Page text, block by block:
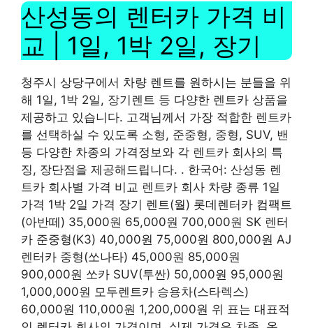
산성동의 렌터카 가격 비
교 | 1일, 1박 2일, 장기
청주시 상당구에서 차량 렌트를 원하시는 분들을 위
해 1일, 1박 2일, 장기렌트 등 다양한 렌트카 상품을
제공하고 있습니다. 고객님께서 가장 적합한 렌트카
를 선택하실 수 있도록 소형, 준중형, 중형, SUV, 밴
등 다양한 차종의 가격정보와 각 렌트카 회사의 특
징, 장단점을 제공해드립니다. . 한국어: 산성동 렌
트카 회사별 가격 비교 렌트카 회사 차량 종류 1일
가격 1박 2일 가격 장기 렌트(월) 롯데렌터카 컴팩트
(아반떼) 35,000원 ​​65,000원 ​​700,000원 ​​SK 렌터
카 준중형(K3) 40,000원 ​​75,000원 ​​800,000원 ​​AJ
렌터카 중형(쏘나타) 45,000원 ​​85,000원 ​​
900,000원 ​​쏘카 SUV(투싼) 50,000원 ​​95,000원 ​​
1,000,000원 ​​모두렌트카 승용차(스타렉스)
60,000원 ​​110,000원 ​​1,200,000원 ​​위 표는 대표적